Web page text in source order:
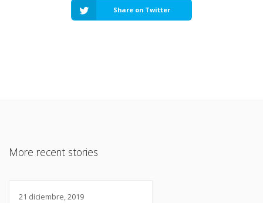
Share on Twitter
More recent stories
21 diciembre, 2019